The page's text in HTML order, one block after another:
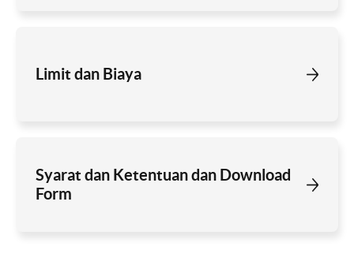
Limit dan Biaya
Syarat dan Ketentuan dan Download
Form